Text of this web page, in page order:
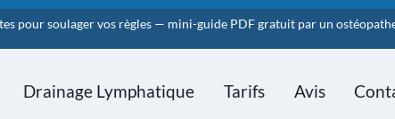
pour soulager vos règles — mini-guide PDF gratuit par un
Drainage Lymphatique Tarifs Avis